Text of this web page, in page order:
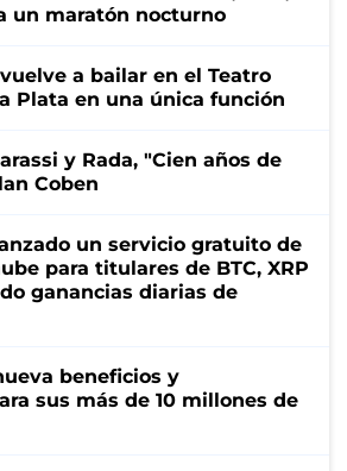
un maratón nocturno
a bailar en el Teatro
Plata en una única función
y Rada, "Cien años de
Coben
un servicio gratuito de
para titulares de BTC, XRP
ganancias diarias de
beneficios y
sus más de 10 millones de